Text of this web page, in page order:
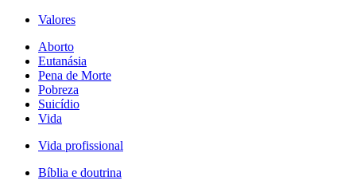
Valores
Aborto
Eutanásia
Pena de Morte
Pobreza
Suicídio
Vida
Vida profissional
Bíblia e doutrina